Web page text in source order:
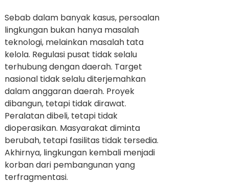
Sebab dalam banyak kasus, persoalan
lingkungan bukan hanya masalah
teknologi, melainkan masalah tata
kelola. Regulasi pusat tidak selalu
terhubung dengan daerah. Target
nasional tidak selalu diterjemahkan
dalam anggaran daerah. Proyek
dibangun, tetapi tidak dirawat.
Peralatan dibeli, tetapi tidak
dioperasikan. Masyarakat diminta
berubah, tetapi fasilitas tidak tersedia.
Akhirnya, lingkungan kembali menjadi
korban dari pembangunan yang
terfragmentasi.